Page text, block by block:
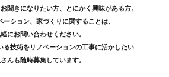
復旧に関する紹介
STAFF
聞きになりたい方、とにかく興味がある方。
ーション、家づくりに関することは、
にお問い合わせください。
る技術をリノベーションの工事に活かしたい
んも随時募集しています。